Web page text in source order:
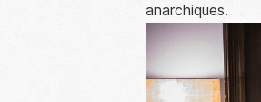
anarchiques.